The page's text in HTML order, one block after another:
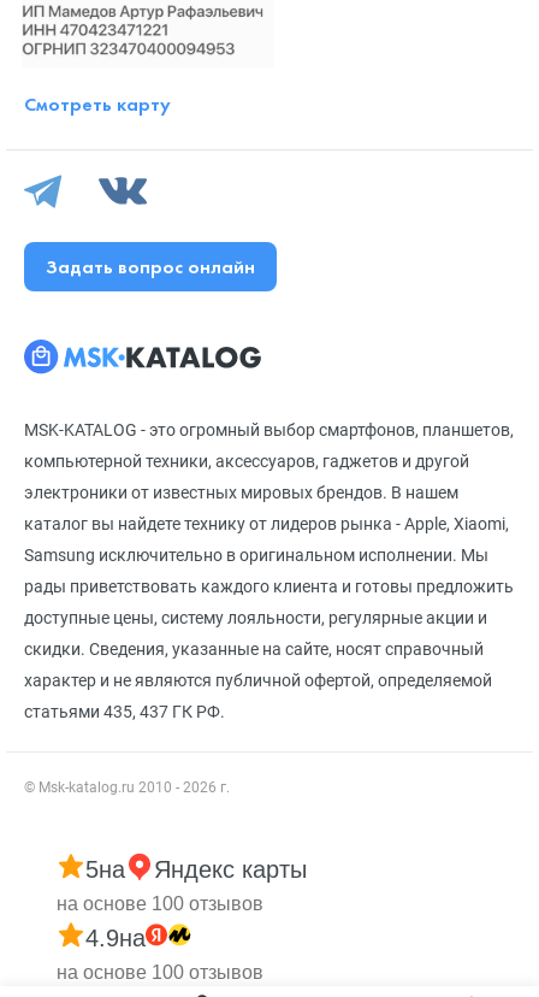
MSK-KATALOG - это огромный выбор смартфонов, планшетов,
компьютерной техники, аксессуаров, гаджетов и другой
электроники от известных мировых брендов. В нашем
каталог вы найдете технику от лидеров рынка - Apple, Xiaomi,
Samsung исключительно в оригинальном исполнении. Мы
рады приветствовать каждого клиента и готовы предложить
доступные цены, систему лояльности, регулярные акции и
скидки. Сведения, указанные на сайте, носят справочный
характер и не являются публичной офертой, определяемой
статьями 435, 437 ГК РФ.
© Msk-katalog.ru 2010 - 2026 г.
Смотреть карту
Задать вопрос онлайн
5на Яндекс карты
на основе 100 отзывов
4.9на
на основе 100 отзывов